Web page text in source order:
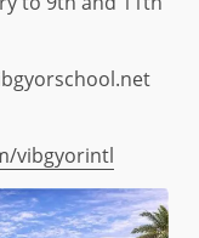
vibgyorintl